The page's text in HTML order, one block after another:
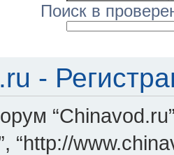
Поиск в
-
“http://